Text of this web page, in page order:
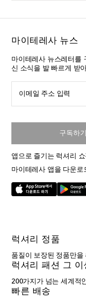
마이테레사 뉴스
마이테레사 뉴스레터를
신 소식을 발 빠르게 받
이메일 주소 입력
구독하기
앱으로 즐기는 럭셔리 쇼
마이테레사 앱을 다운로
럭셔리 정품
품질이 보장된 정품만을
럭셔리 패션 그 이
200가지가 넘는 세계적
빠른 배송